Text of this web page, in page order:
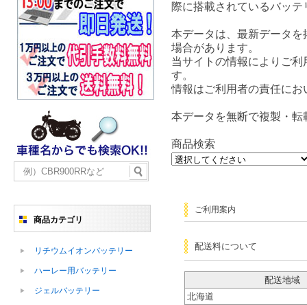
際に搭載されているバッ
本データは、最新データ
場合があります。
当サイトの情報によりご
す。
情報はご利用者の責任に
本データを無断で複製・
商品検索
ご利用案内
配送料について
配送地域
北海道
商品カテゴリ
リチウムイオンバッテリー
ハーレー用バッテリー
ジェルバッテリー